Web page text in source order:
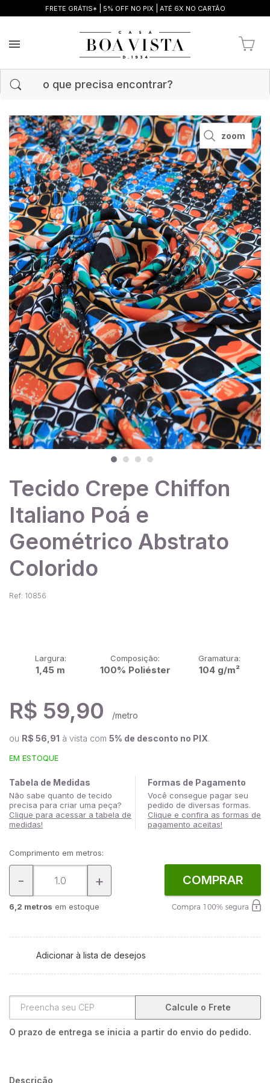
FRETE GRÁTIS* 5% OFF NO PIX ATÉ 6X NO CARTÃO
zoom
Tecido Crepe Chiffon
Italiano Poá e
Geométrico Abstrato
Colorido
Ref: 10856
Largura:
1,45 m
Composição:
100% Poliéster
Gramatura:
104 g/m²
R$ 59,90 /metro
ou R$ 56,91 à vista com 5% de desconto no PIX.
EM ESTOQUE
Tabela de Medidas
Não sabe quanto de tecido
precisa para criar uma peça?
Clique para acessar a tabela de
medidas!
Formas de Pagamento
Você consegue pagar seu
pedido de diversas formas.
Clique e confira as formas de
pagamento aceitas!
Comprimento em metros:
- +
6,2 metros em estoque
COMPRAR
Adicionar à lista de desejos
Calcule o Frete
O prazo de entrega se inicia a partir do envio do pedido.
Descrição